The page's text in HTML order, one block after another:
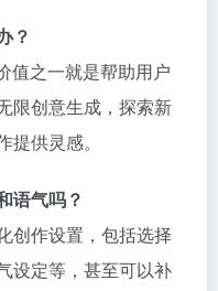
？
值之一就是帮助用户
限创意生成，探索新
供灵感。
语气吗？
创作设置，包括选择
设定等，甚至可以补